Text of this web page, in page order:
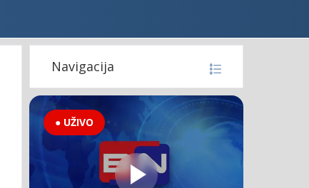
Navigacija
● UŽIVO